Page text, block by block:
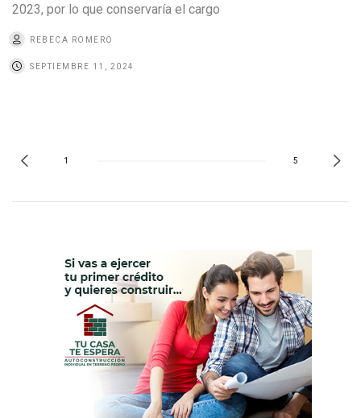
2023, por lo que conservaría el cargo
REBECA ROMERO
SEPTIEMBRE 11, 2024
1 5